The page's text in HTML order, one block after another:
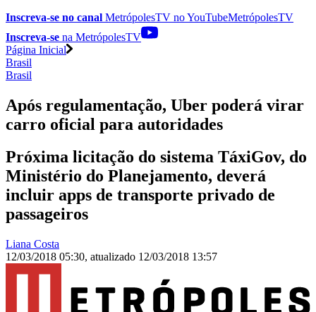
Inscreva-se no canal MetrópolesTV noYouTubeMetrópolesTV
Inscreva-se na MetrópolesTV
Página Inicial
Brasil
Brasil
Após regulamentação, Uber poderá virar
carro oficial para autoridades
Próxima licitação do sistema TáxiGov, do
Ministério do Planejamento, deverá
incluir apps de transporte privado de
passageiros
Liana Costa
12/03/2018 05:30, atualizado 12/03/2018 13:57